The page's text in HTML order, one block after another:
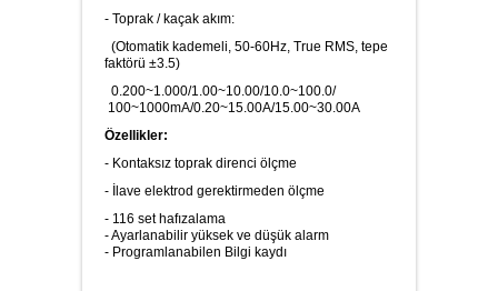
Ses Ölçer
Takometre
- Toprak / kaçak akım:
(Otomatik kademeli, 50-60Hz, True RMS, tepe
faktörü ±3.5)
0.200~1.000/1.00~10.00/10.0~100.0/
100~1000mA/0.20~15.00A/15.00~30.00A
Özellikler:
- Kontaksız toprak direnci ölçme
- İlave elektrod gerektirmeden ölçme
- 116 set hafızalama
- Ayarlanabilir yüksek ve düşük alarm
- Programlanabilen Bilgi kaydı